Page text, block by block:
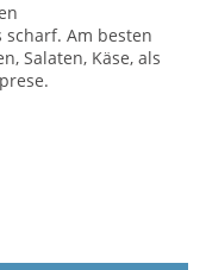
Am besten
Salaten, Käse, als